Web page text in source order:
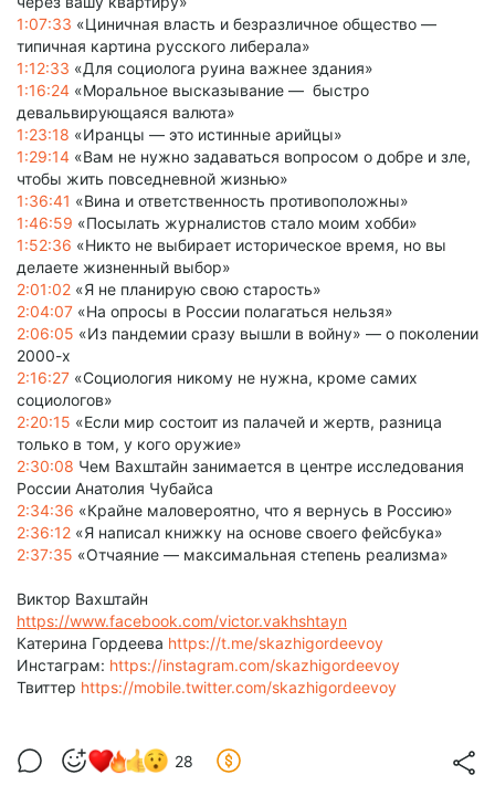
1:07:33 «Циничная власть и безразличное общество —
типичная картина русского либерала»
1:12:33 «Для социолога руина важнее здания»
1:16:24 «Моральное высказывание — быстро
девальвирующаяся валюта»
1:23:18 «Иранцы — это истинные арийцы»
1:29:14 «Вам не нужно задаваться вопросом о добре и зле,
чтобы жить повседневной жизнью»
1:36:41 «Вина и ответственность противоположны»
1:46:59 «Посылать журналистов стало моим хобби»
1:52:36 «Никто не выбирает историческое время, но вы
делаете жизненный выбор»
2:01:02 «Я не планирую свою старость»
2:04:07 «На опросы в России полагаться нельзя»
2:06:05 «Из пандемии сразу вышли в войну» — о поколении
2000-х
2:16:27 «Социология никому не нужна, кроме самих
социологов»
2:20:15 «Если мир состоит из палачей и жертв, разница
только в том, у кого оружие»
2:30:08 Чем Вахштайн занимается в центре исследования
России Анатолия Чубайса
2:34:36 «Крайне маловероятно, что я вернусь в Россию»
2:36:12 «Я написал книжку на основе своего фейсбука»
2:37:35 «Отчаяние — максимальная степень реализма»
Виктор Вахштайн
https://www.facebook.com/victor.vakhshtayn
Катерина Гордеева https://t.me/skazhigordeevoy
Инстаграм: https://instagram.com/skazhigordeevoy
Твиттер https://mobile.twitter.com/skazhigordeevoy
28